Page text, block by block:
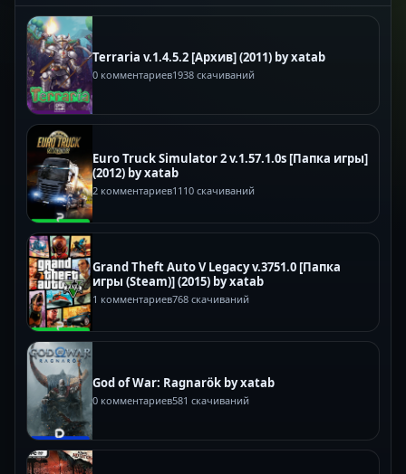
Terraria v.1.4.5.2 [Архив] (2011) by xatab
0 комментариев1938 скачиваний
Euro Truck Simulator 2 v.1.57.1.0s [Папка игры]
(2012) by xatab
2 комментариев1110 скачиваний
Grand Theft Auto V Legacy v.3751.0 [Папка
игры (Steam)] (2015) by xatab
1 комментариев768 скачиваний
God of War: Ragnarök by xatab
0 комментариев581 скачиваний